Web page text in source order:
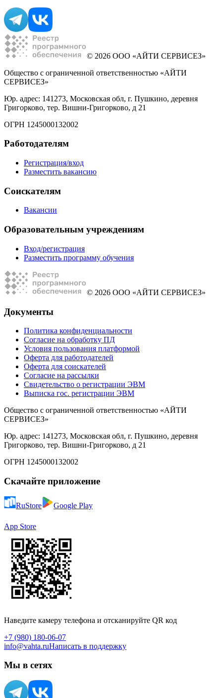
© 2026 ООО «АЙТИ СЕРВИСЕЗ»
Общество с ограниченной ответственностью «АЙТИ
СЕРВИСЕЗ»
Юр. адрес: 141273, Московская обл, г. Пушкино, деревня
Григорково, тер. Вишни-Григорково, д 21
ОГРН 1245000132002
Работодателям
Регистрация/вход
Разместить вакансию
Соискателям
Вакансии
Образовательным учреждениям
Вход/регистрация
Разместить программу обучения
© 2026 ООО «АЙТИ СЕРВИСЕЗ»
Документы
Политика конфиденциальности
Согласие на обработку ПД
Условия пользования платформой
Оферта для работодателей
Оферта для соискателей
Согласие на рассылки
Свидетельство о регистрации ЭВМ
Выписка гос. регистрации ЭВМ
Общество с ограниченной ответственностью «АЙТИ
СЕРВИСЕЗ»
Юр. адрес: 141273, Московская обл, г. Пушкино, деревня
Григорково, тер. Вишни-Григорково, д 21
ОГРН 1245000132002
Скачайте приложение
RuStore Google Play
App Store
Наведите камеру телефона и отсканируйте QR код
+7 (980) 180-06-07
info@vahta.ruНаписать в поддержку
Мы в сетях